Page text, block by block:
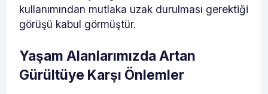
kullanımından mutlaka uzak durulması gerektiği
görüşü kabul görmüştür.
Yaşam Alanlarımızda Artan
Gürültüye Karşı Önlemler